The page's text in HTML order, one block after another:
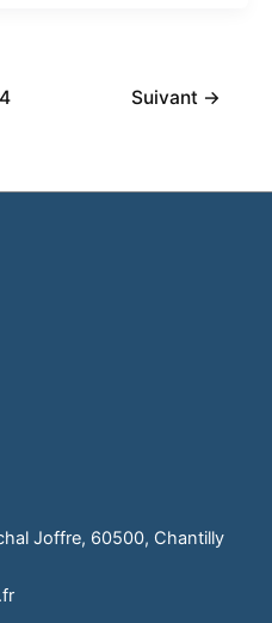
4 Suivant →
Joffre, 60500, Chantilly